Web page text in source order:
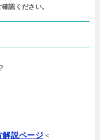
認ください。
解説ページ ＜